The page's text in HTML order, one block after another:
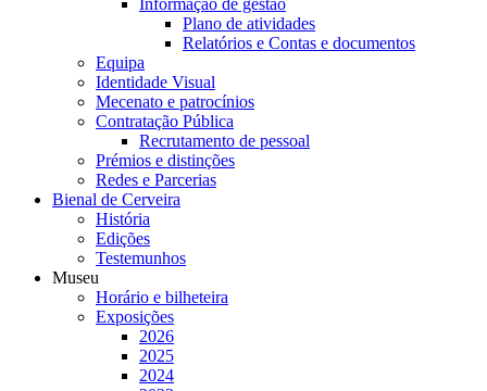
Informação de gestão
Plano de atividades
Relatórios e Contas e documentos
Equipa
Identidade Visual
Mecenato e patrocínios
Contratação Pública
Recrutamento de pessoal
Prémios e distinções
Redes e Parcerias
Bienal de Cerveira
História
Edições
Testemunhos
Museu
Horário e bilheteira
Exposições
2026
2025
2024